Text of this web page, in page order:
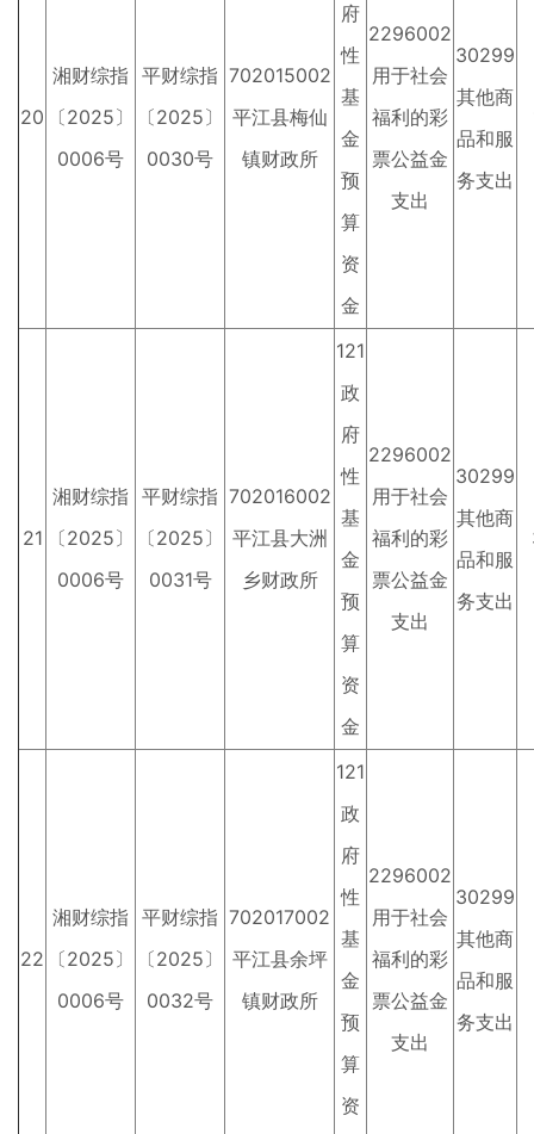
20
湘财综指
〔2025〕
0006号
平财综指
〔2025〕
0030号
702015002
平江县梅仙
镇财政所
府
性
基
金
预
算
资
金
2296002
用于社会
福利的彩
票公益金
支出
30299
其他商
品和服
务支出
21
湘财综指
〔2025〕
0006号
平财综指
〔2025〕
0031号
702016002
平江县大洲
乡财政所
121
政
府
性
基
金
预
算
资
金
2296002
用于社会
福利的彩
票公益金
支出
30299
其他商
品和服
务支出
22
湘财综指
〔2025〕
0006号
平财综指
〔2025〕
0032号
702017002
平江县余坪
镇财政所
121
政
府
性
基
金
预
算
资
2296002
用于社会
福利的彩
票公益金
支出
30299
其他商
品和服
务支出